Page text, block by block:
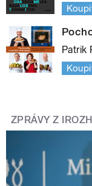
Patrik
ZPRÁVY Z